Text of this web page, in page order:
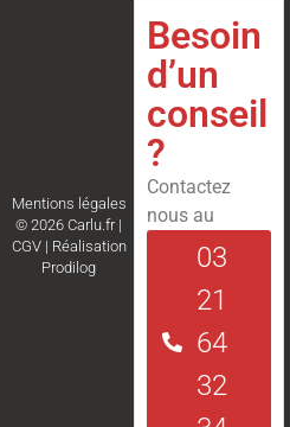
Mentions légales
© 2026 Carlu.fr |
CGV| Réalisation
Prodilog
Besoin
d’un
conseil
?
Contactez
nous au
03
21
64
32